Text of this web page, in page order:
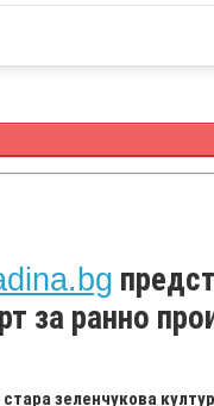
за ранно
зеленчукова